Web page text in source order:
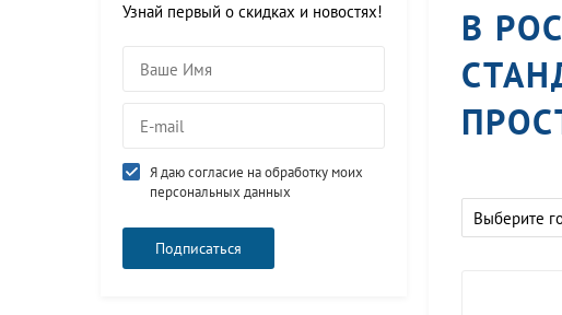
Узнай первый о скидках и новостях!
Я даю согласие на обработку моих
персональных данных
В
Выберите